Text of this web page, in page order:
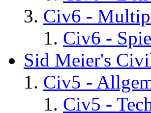
Civ6 -
Civ6 -
Sid Meier's
Civ5 -
Civ5 -